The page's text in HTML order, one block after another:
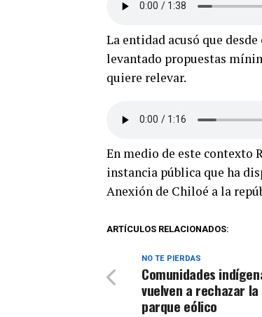
La entidad acusó que
levantado propuestas
quiere relevar.
En medio de este contexto
instancia pública que ha
Anexión de Chiloé a la
ARTÍCULOS RELACIONADOS:
NO TE PIERDAS
Comunidades
vuelven a rechazar
parque eólico